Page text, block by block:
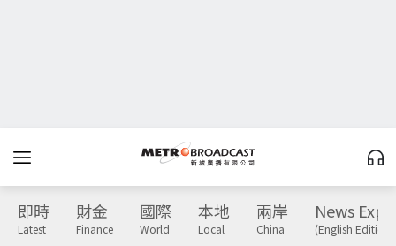
即時
Latest
財金
Finance
國際
World
本地
Local
兩岸
China
News
(English Edition)